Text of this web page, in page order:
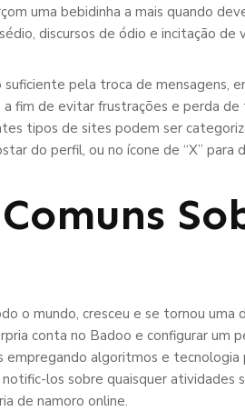
uma bebidinha a mais quando
discursos de ódio e incitação de
pela troca de mensagens,
fim de evitar frustrações e perda
tipos de sites podem ser
do perfil, ou no ícone de “X” para
o mundo, cresceu e se tornou uma
conta no Badoo e configurar um
algoritmos e
los sobre quaisquer atividades
de namoro online.